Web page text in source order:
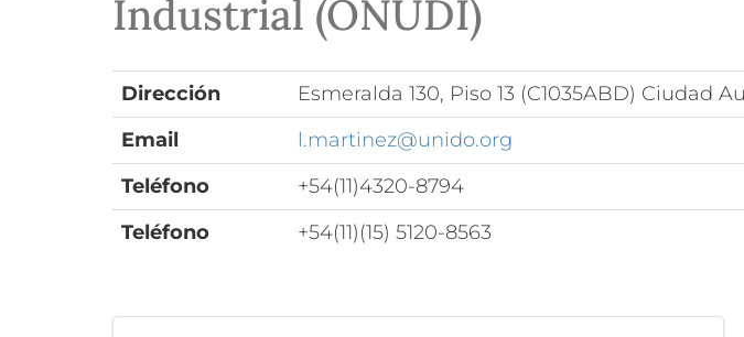
Industrial (ONUDI)
Dirección
Esmeralda 130, Piso 13 (C1035ABD) Ciudad
Email
l.martinez@unido.org
Teléfono
+54(11)4320-8794
Teléfono
+54(11)(15) 5120-8563